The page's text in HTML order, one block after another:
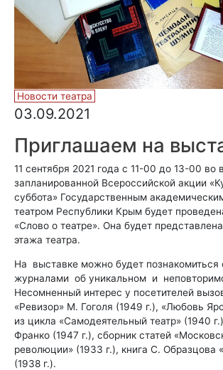
Новости театра
03.09.2021
Приглашаем на
11 сентября 2021 года с 11-00 до 13-00 во
запланированной Всероссийской акции
суббота» Государственным
театром Республики Крым будет
«Слово о театре». Она будет
этажа театра.
На выставке можно будет познакомиться
журналами об уникальном и
Несомненный интерес у посетителей
«Ревизор» М. Гоголя (1949 г.), «Любовь
из цикла «Самодеятельный театр» (1940
Франко (1947 г.), сборник статей
революции» (1933 г.), книга С. Образцова
(1938 г.).